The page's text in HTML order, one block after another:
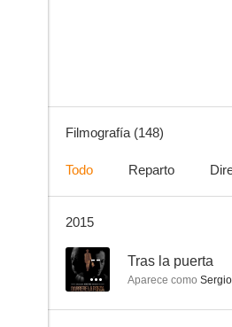
Filmografía (148)
Todo Reparto
2015
-- Tras la puerta
Aparece como